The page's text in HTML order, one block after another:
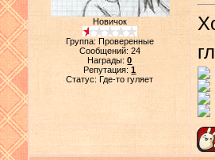
Новичок
Группа: Проверенные
Сообщений: 24
Награды:0
Репутация:1
Статус:Где-то гуляет